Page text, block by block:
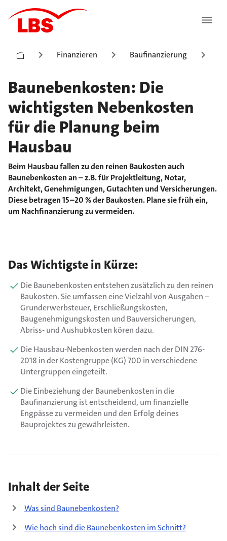
Finanzieren Baufinanzierung
Baunebenkosten: Die
wichtigsten Nebenkosten
für die Planung beim
Hausbau
Beim Hausbau fallen zu den reinen Baukosten auch
Baunebenkosten an – z.B. für Projektleitung, Notar,
Architekt, Genehmigungen, Gutachten und Versicherungen.
Diese betragen 15–20 % der Baukosten. Plane sie früh ein,
um Nachfinanzierung zu vermeiden.
Das Wichtigste in Kürze:
Die Baunebenkosten entstehen zusätzlich zu den reinen
Baukosten. Sie umfassen eine Vielzahl von Ausgaben –
Grunderwerbsteuer, Erschließungskosten,
Baugenehmigungskosten und Bauversicherungen,
Abriss- und Aushubkosten kören dazu.
Die Hausbau-Nebenkosten werden nach der DIN 276-
2018 in der Kostengruppe (KG) 700 in verschiedene
Untergruppen eingeteilt.
Die Einbeziehung der Baunebenkosten in die
Baufinanzierung ist entscheidend, um finanzielle
Engpässe zu vermeiden und den Erfolg deines
Bauprojektes zu gewährleisten.
Inhalt der Seite
Was sind Baunebenkosten?
Wie hoch sind die Baunebenkosten im Schnitt?